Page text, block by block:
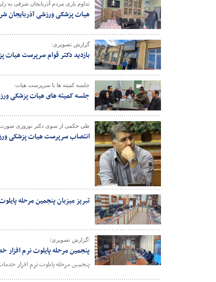
تداوم یاری مردم آذربایجان شرقی به
هیات پزشکی ورزشی آذربایجان
گزارش تصویری:
بازدید دکتر قوام سرپرست هیات
جلسه کمیته ها با سرپرست هیات:
جلسه کمیته های هیات پزشکی
طی حکمی از سوی دکتر نوروزی
انتصاب سرپرست هیات پزشکی
تبریز میزبان پنجمین مرحله
/گزارش تصویری/
پنجمین مرحله پایلوت نرم افزار
پنجمین مرحله پایلوت نرم افزار